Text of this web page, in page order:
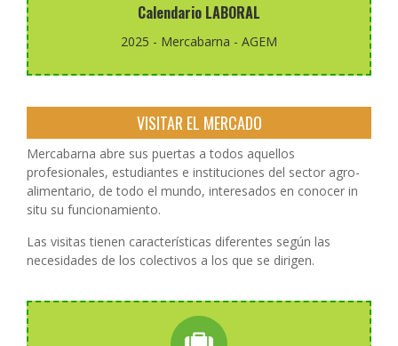
Calendario LABORAL
2025 - Mercabarna - AGEM
Pulsa el botón para descargar el calendario (pdf en
catalán)
VISITAR EL MERCADO
Mercabarna abre sus puertas a todos aquellos
profesionales, estudiantes e instituciones del sector agro-
alimentario, de todo el mundo, interesados en conocer in
situ su funcionamiento.
Las visitas tienen características diferentes según las
necesidades de los colectivos a los que se dirigen.